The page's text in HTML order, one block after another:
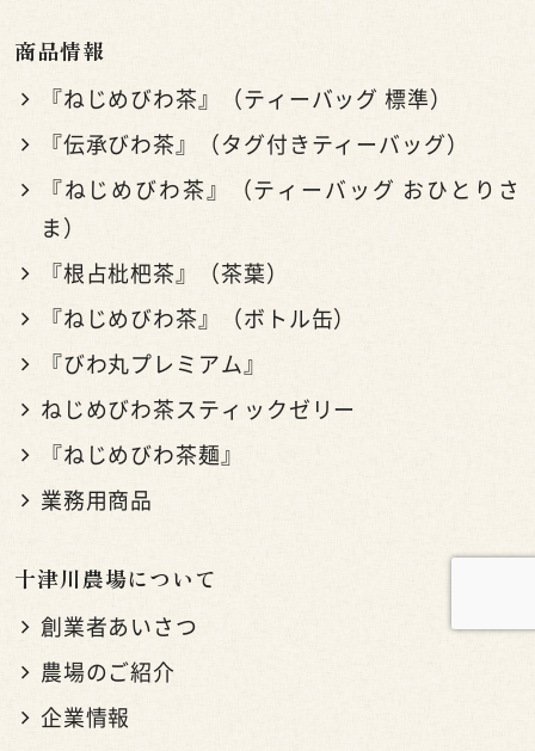
商品情報
『ねじめびわ茶』（ティーバッグ 標準）
『伝承びわ茶』（タグ付きティーバッグ）
『ねじめびわ茶』（ティーバッグ おひとりさ
ま）
『根占枇杷茶』（茶葉）
『ねじめびわ茶』（ボトル缶）
『びわ丸プレミアム』
ねじめびわ茶スティックゼリー
『ねじめびわ茶麺』
業務用商品
十津川農場について
創業者あいさつ
農場のご紹介
企業情報